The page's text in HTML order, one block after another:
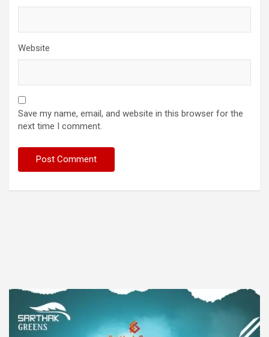
Website
Save my name, email, and website in this browser for the
next time I comment.